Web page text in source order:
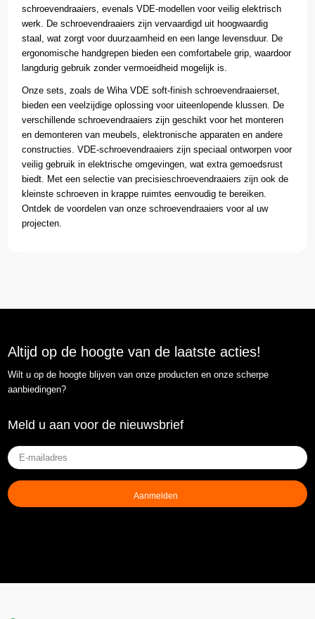
schroevendraaiers, evenals VDE-modellen voor veilig elektrisch
werk. De schroevendraaiers zijn vervaardigd uit hoogwaardig
staal, wat zorgt voor duurzaamheid en een lange levensduur. De
ergonomische handgrepen bieden een comfortabele grip, waardoor
langdurig gebruik zonder vermoeidheid mogelijk is.
Onze sets, zoals de Wiha VDE soft-finish schroevendraaierset,
bieden een veelzijdige oplossing voor uiteenlopende klussen. De
verschillende schroevendraaiers zijn geschikt voor het monteren
en demonteren van meubels, elektronische apparaten en andere
constructies. VDE-schroevendraaiers zijn speciaal ontworpen voor
veilig gebruik in elektrische omgevingen, wat extra gemoedsrust
biedt. Met een selectie van precisieschroevendraaiers zijn ook de
kleinste schroeven in krappe ruimtes eenvoudig te bereiken.
Ontdek de voordelen van onze schroevendraaiers voor al uw
projecten.
Altijd op de hoogte van de laatste acties!
Wilt u op de hoogte blijven van onze producten en onze scherpe
aanbiedingen?
Meld u aan voor de nieuwsbrief
E-
mailadres
(Vereist)